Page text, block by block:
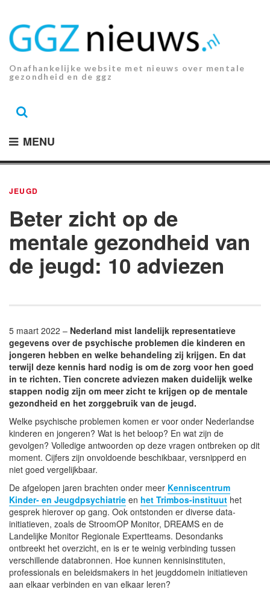
inhoud.
Onafhankelijke website met nieuws over mentale
gezondheid en de ggz
MENU
JEUGD
Beter zicht op de
mentale gezondheid van
de jeugd: 10 adviezen
5 maart 2022 – Nederland mist landelijk representatieve
gegevens over de psychische problemen die kinderen en
jongeren hebben en welke behandeling zij krijgen. En dat
terwijl deze kennis hard nodig is om de zorg voor hen goed
in te richten. Tien concrete adviezen maken duidelijk welke
stappen nodig zijn om meer zicht te krijgen op de mentale
gezondheid en het zorggebruik van de jeugd.
Welke psychische problemen komen er voor onder Nederlandse
kinderen en jongeren? Wat is het beloop? En wat zijn de
gevolgen? Volledige antwoorden op deze vragen ontbreken op dit
moment. Cijfers zijn onvoldoende beschikbaar, versnipperd en
niet goed vergelijkbaar.
De afgelopen jaren brachten onder meer Kenniscentrum
Kinder- en Jeugdpsychiatrie en het Trimbos-instituut het
gesprek hierover op gang. Ook ontstonden er diverse data-
initiatieven, zoals de StroomOP Monitor, DREAMS en de
Landelijke Monitor Regionale Expertteams. Desondanks
ontbreekt het overzicht, en is er te weinig verbinding tussen
verschillende databronnen. Hoe kunnen kennisinstituten,
professionals en beleidsmakers in het jeugddomein initiatieven
aan elkaar verbinden en van elkaar leren?